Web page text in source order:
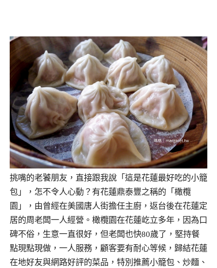
挑嘴的老饕朋友，直接跟我說「這是花蓮最好吃的小籠
包」，怎不令人心動？有花蓮鼎泰豐之稱的「橄欖
園」，由曾經在美國唐人街擔任主廚，返台後在花蓮定
居的周老闆一人經營。橄欖園在花蓮屹立多年，因為口
碑不俗，生意一直很好，但老闆也快80歲了，堅持餐
點現點現做，一人服務，顧客要有耐心等候，歸結花蓮
在地好友與網路好評的菜品，特別推薦小籠包、炒麵、